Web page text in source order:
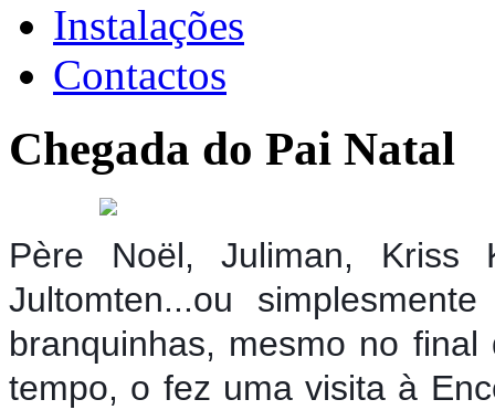
Instalações
Contactos
Chegada do Pai Natal
Père Noël, Juliman, Kriss
Jultomten...ou
branquinhas, mesmo no
tempo, o fez uma visita à